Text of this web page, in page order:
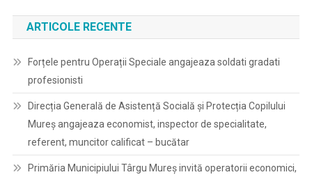
ARTICOLE RECENTE
Forțele pentru Operații Speciale angajeaza soldati gradati
profesionisti
Direcția Generală de Asistență Socială și Protecția Copilului
Mureș angajeaza economist, inspector de specialitate,
referent, muncitor calificat – bucătar
Primăria Municipiului Târgu Mureș invită operatorii economici,